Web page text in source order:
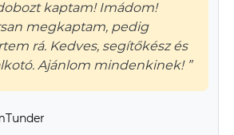
kaptam! Imádom!
megkaptam, pedig
rá. Kedves, segítőkész és
Ajánlom mindenkinek! ”